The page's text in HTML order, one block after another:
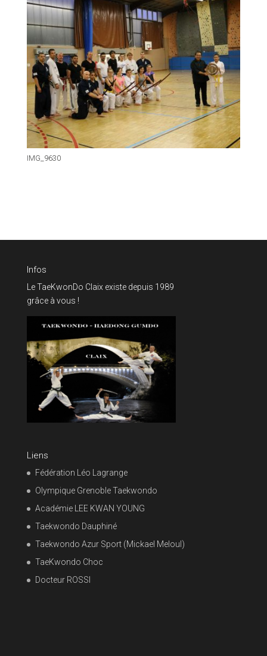
IMG_9630
Infos
Le TaeKwonDo Claix existe depuis 1989
grâce à vous !
Liens
Fédération Léo Lagrange
Olympique Grenoble Taekwondo
Académie LEE KWAN YOUNG
Taekwondo Dauphiné
Taekwondo Azur Sport (Mickael Meloul)
TaeKwondo Choc
Docteur ROSSI